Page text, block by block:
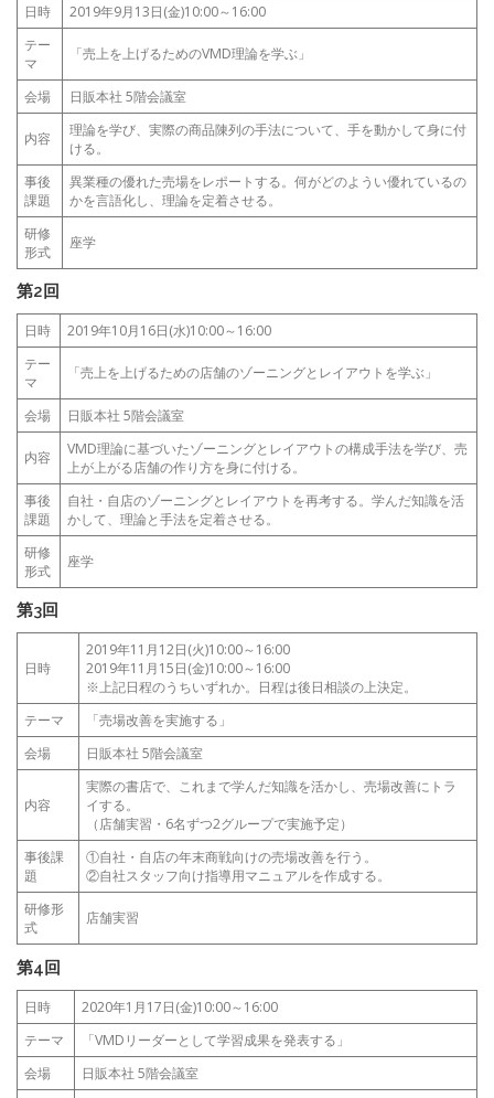
日時
2019年9月13日(金)10:00～16:00
テー
マ
「売上を上げるためのVMD理論を学ぶ」
会場 日販本社 5階会議室
内容
理論を学び、実際の商品陳列の手法について、手を動かして身に付
ける。
事後
課題
異業種の優れた売場をレポートする。何がどのようい優れているの
かを言語化し、理論を定着させる。
研修
形式
座学
第2回
日時
2019年10月16日(水)10:00～16:00
テー
マ
「売上を上げるための店舗のゾーニングとレイアウトを学ぶ」
会場 日販本社 5階会議室
内容
VMD理論に基づいたゾーニングとレイアウトの構成手法を学び、売
上が上がる店舗の作り方を身に付ける。
事後
課題
自社・自店のゾーニングとレイアウトを再考する。学んだ知識を活
かして、理論と手法を定着させる。
研修
形式
座学
第3回
日時
2019年11月12日(火)10:00～16:00
2019年11月15日(金)10:00～16:00
※上記日程のうちいずれか。日程は後日相談の上決定。
テーマ
「売場改善を実施する」
会場
日販本社 5階会議室
内容
実際の書店で、これまで学んだ知識を活かし、売場改善にトラ
イする。
（店舗実習・6名ずつ2グループで実施予定）
事後課
題
①自社・自店の年末商戦向けの売場改善を行う。
②自社スタッフ向け指導用マニュアルを作成する。
研修形
式
店舗実習
第4回
日時
2020年1月17日(金)10:00～16:00
テーマ
「VMDリーダーとして学習成果を発表する」
会場
日販本社 5階会議室